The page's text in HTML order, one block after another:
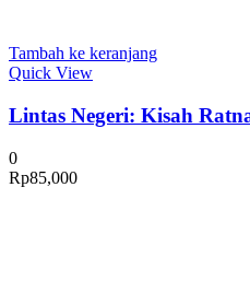
Tambah ke keranjang
Quick View
Lintas Negeri: Kisah
0
Rp85,000